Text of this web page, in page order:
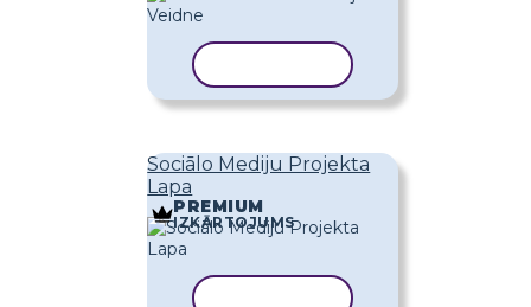
Sociālo Mediju Projekta
Lapa
PREMIUM
IZKĀRTOJUMS